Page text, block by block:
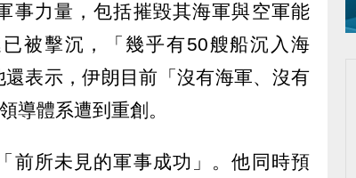
事力量，包括摧毀其海軍與空軍能
被擊沉，「幾乎有50艘船沉入海
表示，伊朗目前「沒有海軍、沒有
導體系遭到重創。
前所未見的軍事成功」。他同時預